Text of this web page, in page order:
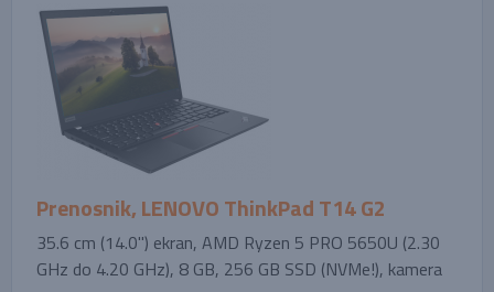
Prenosnik, LENOVO ThinkPad T14 G2
35.6 cm (14.0'') ekran, AMD Ryzen 5 PRO 5650U (2.30
GHz do 4.20 GHz), 8 GB, 256 GB SSD (NVMe!), kamera